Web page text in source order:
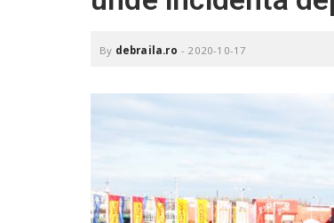
.
By debraila.ro - 2020-10-17